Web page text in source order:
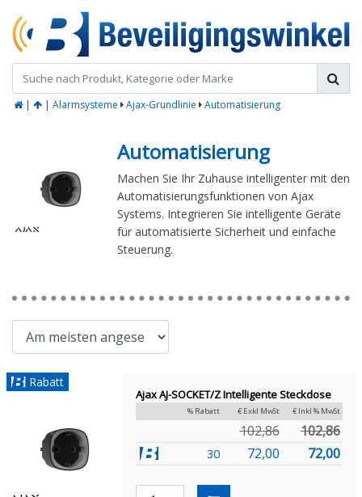
| | Alarmsysteme Ajax-Grundlinie Automatisierung
Automatisierung
Machen Sie Ihr Zuhause intelligenter mit den
Automatisierungsfunktionen von Ajax
Systems. Integrieren Sie intelligente Geräte
für automatisierte Sicherheit und einfache
Steuerung.
Rabatt
Ajax AJ-SOCKET/Z Intelligente Steckdose
% Rabatt € Exkl MwSt € Inkl % MwSt
102,86 102,86
30 72,00 72,00